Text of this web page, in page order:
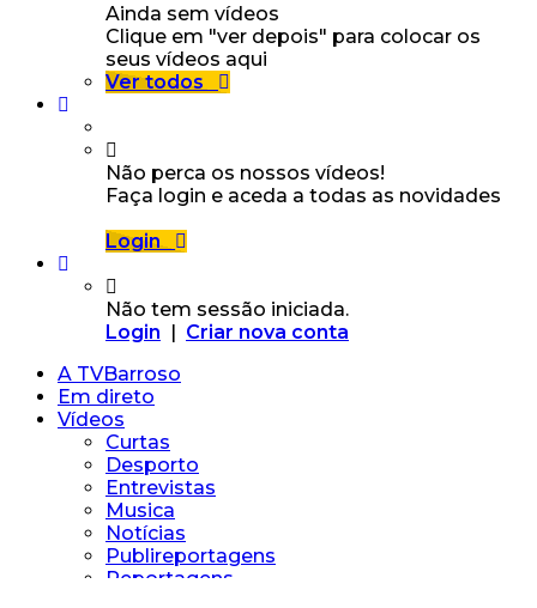
Ainda sem vídeos
Clique em "ver depois" para colocar os
seus vídeos aqui
Ver todos
Não perca os nossos vídeos!
Faça login e aceda a todas as novidades
Login
Não tem sessão iniciada.
Login | Criar nova conta
A TVBarroso
Em direto
Vídeos
Curtas
Desporto
Entrevistas
Musica
Notícias
Publireportagens
Reportagens